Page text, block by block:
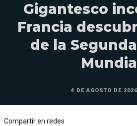
Gigantesco
Francia
de la
Mundial
4 DE AGOSTO DE
Compartir en redes